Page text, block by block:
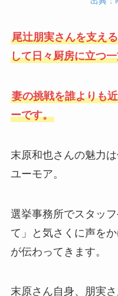
尾辻朋実さんを支え
して日々厨房に立つ
妻の挑戦を誰よりも
ーです。
末原和也さんの魅力
ユーモア。
選挙事務所でスタッ
て」と気さくに声を
が伝わってきます。
末原さん自身、朋実